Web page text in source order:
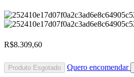
R$8.309,60
Produto Esgotado Quero encomendar